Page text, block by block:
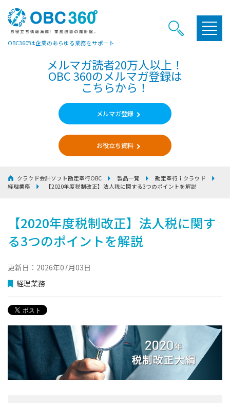
OBC360°は企業のあらゆる業務をサポートするヒントやお役立ち情報をご提供しています
メルマガ読者20万人以上！
OBC 360のメルマガ登録は
こちらから！
メルマガ登録
お役立ち資料
クラウド会計ソフト勘定奉行OBC 製品一覧
勘定奉行ｉクラウド
経理業務
【2020年度税制改正】法人税に関する3つのポイントを解説
【2020年度税制改正】法人税に関す
る3つのポイントを解説
更新日：2026年07月03日
経理業務